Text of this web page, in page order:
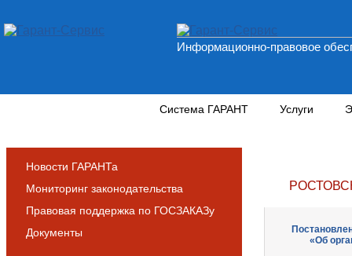
Информационно-правовое
Система ГАРАНТ Услуги
Новости ГАРАНТа
Мониторинг законодательства
Правовая поддержка по ГОСЗАКАЗу
Документы
«Об